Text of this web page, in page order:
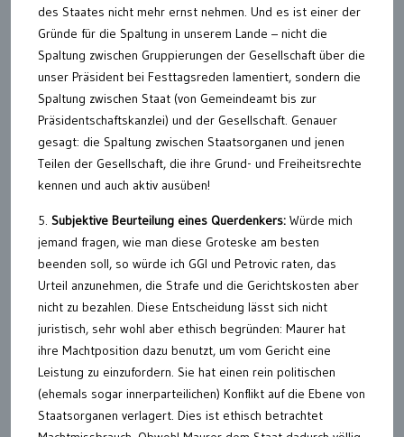
des Staates nicht mehr ernst nehmen. Und es ist einer der
Gründe für die Spaltung in unserem Lande – nicht die
Spaltung zwischen Gruppierungen der Gesellschaft über die
unser Präsident bei Festtagsreden lamentiert, sondern die
Spaltung zwischen Staat (von Gemeindeamt bis zur
Präsidentschaftskanzlei) und der Gesellschaft. Genauer
gesagt: die Spaltung zwischen Staatsorganen und jenen
Teilen der Gesellschaft, die ihre Grund- und Freiheitsrechte
kennen und auch aktiv ausüben!
5. Subjektive Beurteilung eines Querdenkers: Würde mich
jemand fragen, wie man diese Groteske am besten
beenden soll, so würde ich GGI und Petrovic raten, das
Urteil anzunehmen, die Strafe und die Gerichtskosten aber
nicht zu bezahlen. Diese Entscheidung lässt sich nicht
juristisch, sehr wohl aber ethisch begründen: Maurer hat
ihre Machtposition dazu benutzt, um vom Gericht eine
Leistung zu einzufordern. Sie hat einen rein politischen
(ehemals sogar innerparteilichen) Konflikt auf die Ebene von
Staatsorganen verlagert. Dies ist ethisch betrachtet